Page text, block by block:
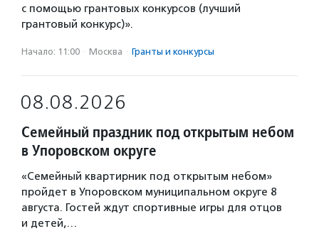
с помощью грантовых конкурсов (лучший
грантовый конкурс)».
Начало: 11:00 · Москва · Гранты и конкурсы
08.08.2026
Семейный праздник под открытым небом
в Упоровском округе
«Семейный квартирник под открытым небом»
пройдет в Упоровском муниципальном округе 8
августа. Гостей ждут спортивные игры для отцов
и детей,…